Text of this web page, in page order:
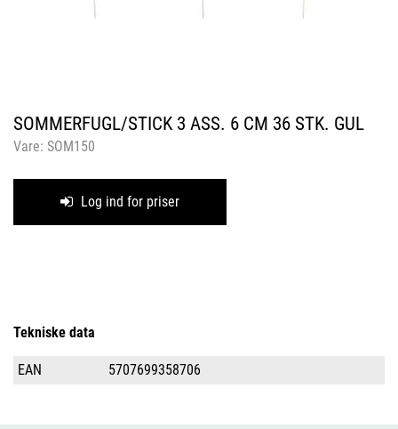
SOMMERFUGL/STICK 3 ASS. 6 CM 36 STK. GUL
Vare: SOM150
Log ind for priser
Tekniske data
EAN 5707699358706